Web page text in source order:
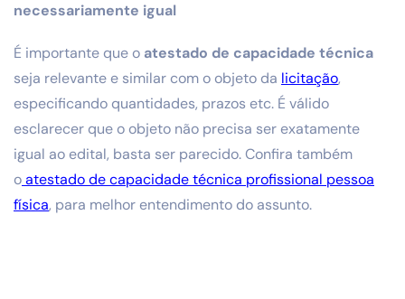
necessariamente igual
É importante que o atestado de capacidade técnica
seja relevante e similar com o objeto da licitação,
especificando quantidades, prazos etc. É válido
esclarecer que o objeto não precisa ser exatamente
igual ao edital, basta ser parecido. Confira também
oatestado de capacidade técnica profissional pessoa
física, para melhor entendimento do assunto.